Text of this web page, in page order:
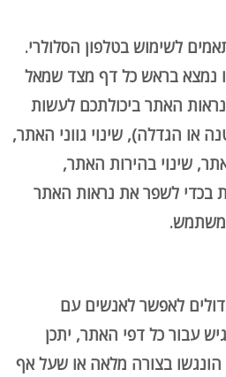
לשימוש בטלפון הסלולרי.
נמצא בראש כל דף מצד שמאל
נראות האתר ביכולתכם לעשות
או הגדלה), שינוי גווני האתר,
שינוי בהירות האתר,
בכדי לשפר את נראות האתר
לאפשר לאנשים עם
עבור כל דפי האתר, יתכן
בצורה מלאה או שעל אף